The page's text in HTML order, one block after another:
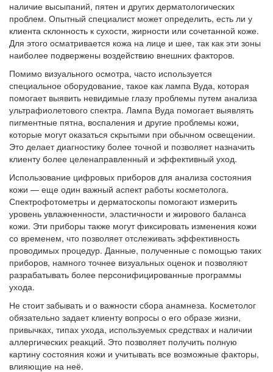
наличие высыпаний, пятен и других дерматологических
проблем. Опытный специалист может определить, есть ли у
клиента склонность к сухости, жирности или сочетанной коже.
Для этого осматривается кожа на лице и шее, так как эти зоны
наиболее подвержены воздействию внешних факторов.
Помимо визуального осмотра, часто используется
специальное оборудование, такое как лампа Вуда, которая
помогает выявить невидимые глазу проблемы путем анализа
ультрафиолетового спектра. Лампа Вуда помогает выявлять
пигментные пятна, воспаления и другие проблемы кожи,
которые могут оказаться скрытыми при обычном освещении.
Это делает диагностику более точной и позволяет назначить
клиенту более целенаправленный и эффективный уход.
Использование цифровых приборов для анализа состояния
кожи — еще один важный аспект работы косметолога.
Спектрофотометры и дерматоскопы помогают измерить
уровень увлажненности, эластичности и жирового баланса
кожи. Эти приборы также могут фиксировать изменения кожи
со временем, что позволяет отслеживать эффективность
проводимых процедур. Данные, полученные с помощью таких
приборов, намного точнее визуальных оценок и позволяют
разрабатывать более персонифицированные программы
ухода.
Не стоит забывать и о важности сбора анамнеза. Косметолог
обязательно задает клиенту вопросы о его образе жизни,
привычках, типах ухода, используемых средствах и наличии
аллергических реакций. Это позволяет получить полную
картину состояния кожи и учитывать все возможные факторы,
влияющие на неё.